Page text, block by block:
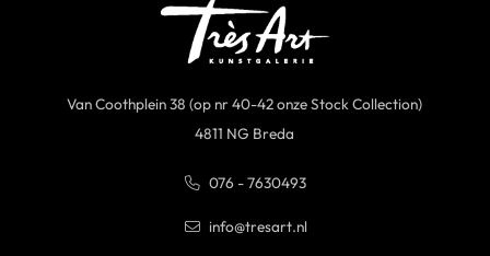
Van Coothplein 38 (op nr 40-42 onze Stock Collection)
4811 NG Breda
076 - 7630493
info@tresart.nl